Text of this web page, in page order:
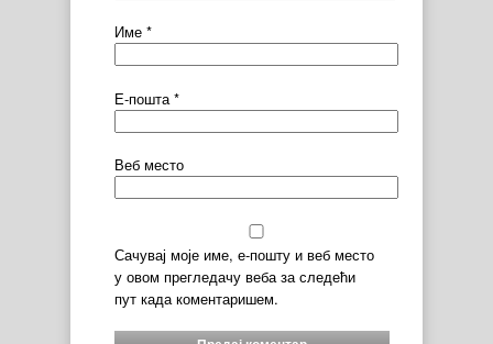
Име *
Е-пошта *
Веб место
Сачувај моје име, е-пошту и веб место
у овом прегледачу веба за следећи
пут када коментаришем.